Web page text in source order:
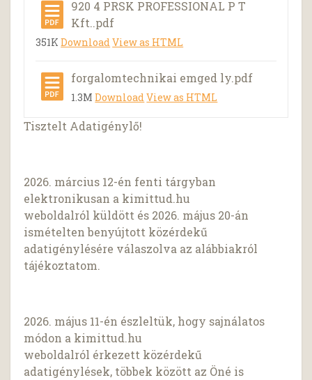
920 4 PRSK PROFESSIONAL P T
Kft..pdf
351KDownloadView as HTML
forgalomtechnikai emged ly.pdf
1.3MDownloadView as HTML
Tisztelt Adatigénylő!
2026. március 12-én fenti tárgyban
elektronikusan a kimittud.hu
weboldalról küldött és 2026. május 20-án
ismételten benyújtott közérdekű
adatigénylésére válaszolva az alábbiakról
tájékoztatom.
2026. május 11-én észleltük, hogy sajnálatos
módon a kimittud.hu
weboldalról érkezett közérdekű
adatigénylések, többek között az Öné is